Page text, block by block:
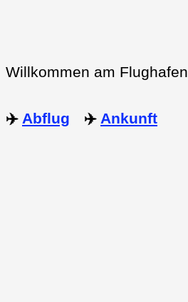
Willkommen am Flughafen
✈️ Abflug ✈️ Ankunft